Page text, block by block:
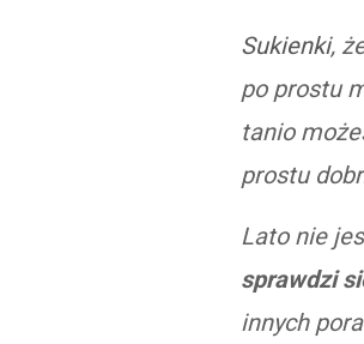
Sukienki,
po prostu
tanio
prostu
Lato nie
sprawdzi
innych